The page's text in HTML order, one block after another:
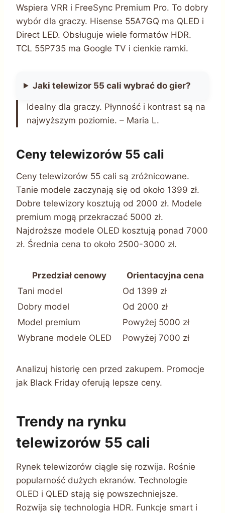
Wspiera VRR i FreeSync Premium Pro. To dobry
wybór dla graczy. Hisense 55A7GQ ma QLED i
Direct LED. Obsługuje wiele formatów HDR.
TCL 55P735 ma Google TV i cienkie ramki.
Jaki telewizor 55 cali wybrać do gier?
Idealny dla graczy. Płynność i kontrast są na
najwyższym poziomie. – Maria L.
Ceny telewizorów 55 cali
Ceny telewizorów 55 cali są zróżnicowane.
Tanie modele zaczynają się od około 1399 zł.
Dobre telewizory kosztują od 2000 zł. Modele
premium mogą przekraczać 5000 zł.
Najdroższe modele OLED kosztują ponad 7000
zł. Średnia cena to około 2500-3000 zł.
Przedział cenowy
Orientacyjna cena
Tani model
Od 1399 zł
Dobry model
Od 2000 zł
Model premium
Powyżej 5000 zł
Wybrane modele OLED
Powyżej 7000 zł
Analizuj historię cen przed zakupem. Promocje
jak Black Friday oferują lepsze ceny.
Trendy na rynku
telewizorów 55 cali
Rynek telewizorów ciągle się rozwija. Rośnie
popularność dużych ekranów. Technologie
OLED i QLED stają się powszechniejsze.
Rozwija się technologia HDR. Funkcje smart i